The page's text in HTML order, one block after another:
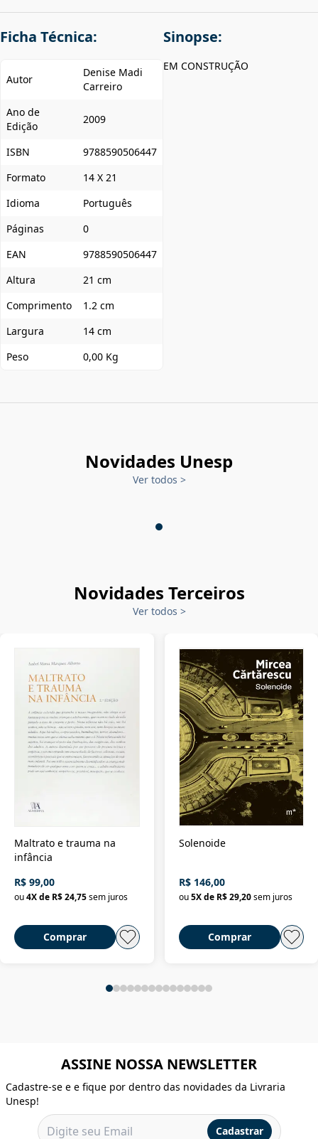
Ficha Técnica:
Autor
Denise Madi
Carreiro
Ano de
Edição
2009
ISBN
9788590506447
Formato
14 X 21
Idioma
Português
Páginas
0
EAN
9788590506447
Altura
21 cm
Comprimento
1.2 cm
Largura
14 cm
Peso
0,00 Kg
Sinopse:
EM CONSTRUÇÃO
Novidades Unesp
Ver todos >
Novidades Terceiros
Ver todos >
Maltrato e trauma na
infância
R$ 99,00
ou4X de R$ 24,75sem juros
Comprar
Solenoide
R$ 146,00
ou 5X de R$ 29,20 sem juros
Comprar
ASSINE NOSSA NEWSLETTER
Cadastre-se e e fique por dentro das novidades da Livraria
Unesp!
Cadastrar